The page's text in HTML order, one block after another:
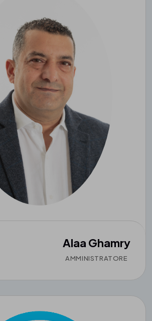
Alaa Ghamry
AMMINISTRATORE